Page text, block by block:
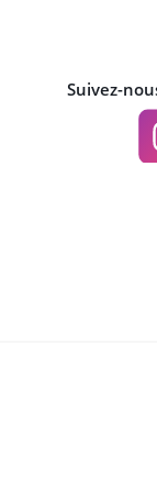
Suivez-